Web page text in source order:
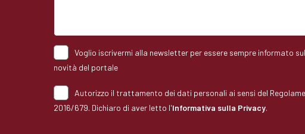
Voglio iscrivermi alla newsletter per essere sempre informato
novità del portale
Autorizzo il trattamento dei dati personali ai sensi del
2016/679. Dichiaro di aver letto l'Informativa sulla Privacy.